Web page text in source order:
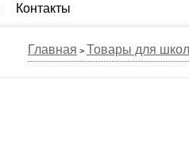
Контакты
Главная > Товары для